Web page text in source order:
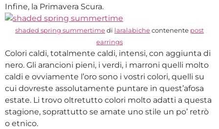
Infine, la Primavera Scura.
shaded spring summertime di laralabiche contenente post
earrings
Colori caldi, totalmente caldi, intensi, con aggiunta di
nero. Gli arancioni pieni, i verdi, i marroni quelli molto
caldi e ovviamente l’oro sono i vostri colori, quelli su
cui dovreste assolutamente puntare in quest’afosa
estate. Li trovo oltretutto colori molto adatti a questa
stagione, soprattutto se amate uno stile un po’ retrò
o etnico.